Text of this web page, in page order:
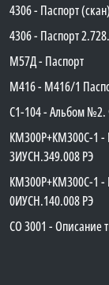
4306 - Паспорт (скан)
4306 - Паспорт
М57Д - Паспорт
М416 - М416/1
C1-104 - Альбом
КМ300Р+КМ300С-1 -
3ИУСН.349.008 РЭ
КМ300Р+КМ300С-1 -
0ИУСН.140.008 РЭ
СО 3001 - Описание